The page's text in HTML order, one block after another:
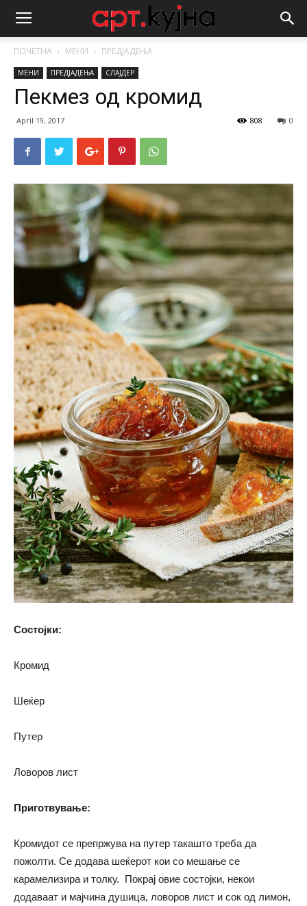
ПОЧЕТНА МЕНИ ПРЕДЈАДЕЊА
МЕНИ ПРЕДЈАДЕЊА СЛАЈДЕР
Пекмез од кромид
April 19, 2017 0
808
Состојки:
Кромид
Шеќер
Путер
Ловоров лист
Приготвување:
Кромидот се препржува на путер такашто треба да
пожолти. Се додава шеќерот кои со мешање се
карамелизира и толку. Покрај овие состојки, некои
додаваат и мајчина душица, ловоров лист и сок од лимон,